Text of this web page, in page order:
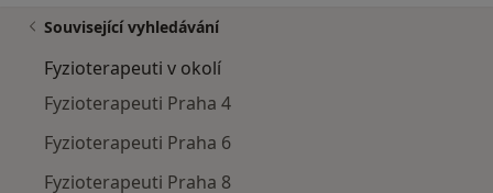
Související vyhledávání
Fyzioterapeuti v okolí
Fyzioterapeuti Praha 4
Fyzioterapeuti Praha 6
Fyzioterapeuti Praha 8